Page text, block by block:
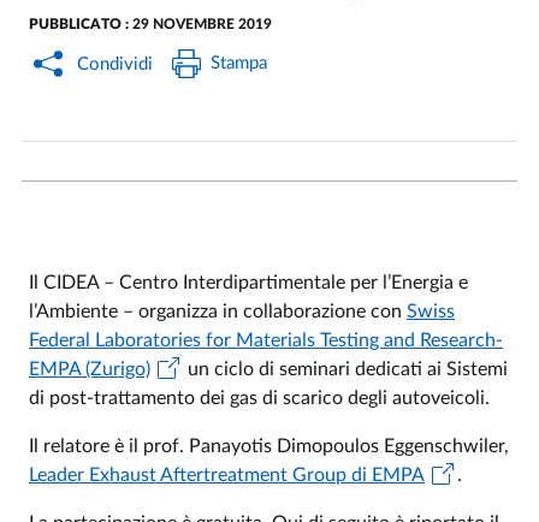
PUBBLICATO : 29 NOVEMBRE 2019
Condividi Stampa
Il CIDEA – Centro Interdipartimentale per l’Energia e
l’Ambiente – organizza in collaborazione con Swiss
Federal Laboratories for Materials Testing and Research-
EMPA (Zurigo)
un ciclo di seminari dedicati ai Sistemi
di post-trattamento dei gas di scarico degli autoveicoli.
Il relatore è il prof. Panayotis Dimopoulos Eggenschwiler,
Leader Exhaust Aftertreatment Group di EMPA
.